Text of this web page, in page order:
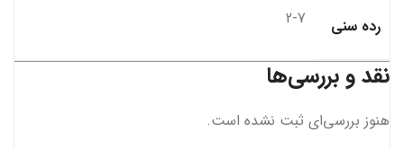
رده سنی 2-7
نقد و بررسی‌ها
هنوز بررسی‌ای ثبت نشده است.